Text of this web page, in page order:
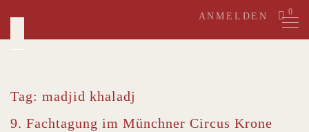
content
ANMELDEN 0
Tag: madjid khaladj
9. Fachtagung im Münchner Circus Krone